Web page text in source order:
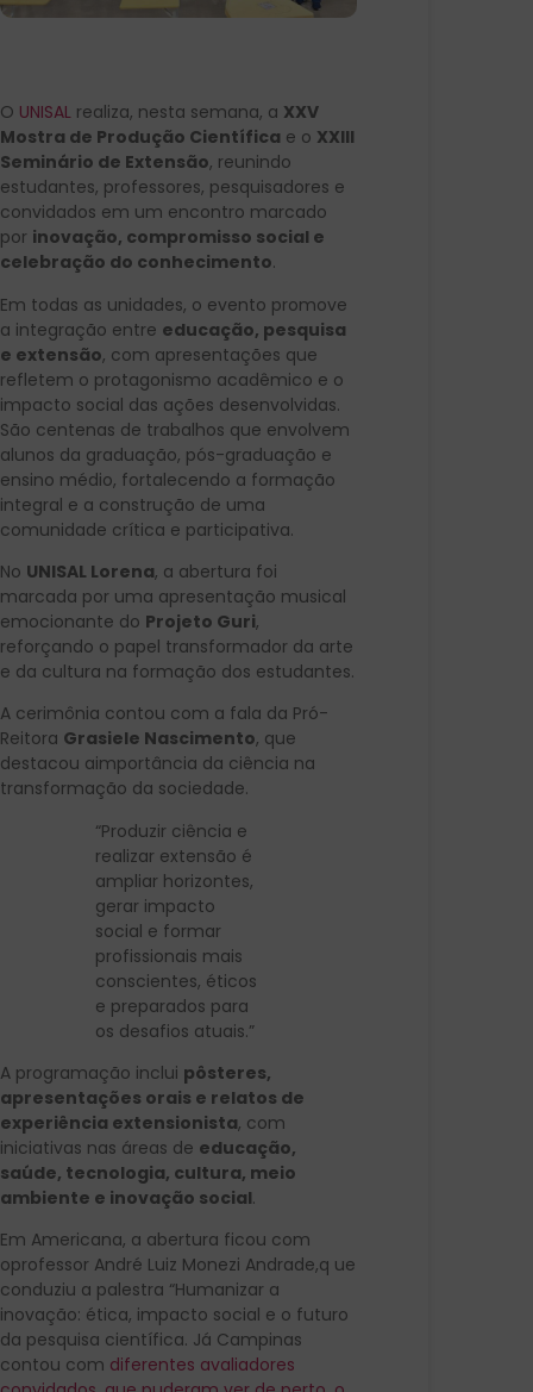
O UNISAL realiza, nesta semana, a XXV
Mostra de Produção Científica e o XXIII
Seminário de Extensão, reunindo
estudantes, professores, pesquisadores e
convidados em um encontro marcado
por inovação, compromisso social e
celebração do conhecimento.
Em todas as unidades, o evento promove
a integração entre educação, pesquisa
e extensão, com apresentações que
refletem o protagonismo acadêmico e o
impacto social das ações desenvolvidas.
São centenas de trabalhos que envolvem
alunos da graduação, pós-graduação e
ensino médio, fortalecendo a formação
integral e a construção de uma
comunidade crítica e participativa.
No UNISAL Lorena, a abertura foi
marcada por uma apresentação musical
emocionante do Projeto Guri,
reforçando o papel transformador da arte
e da cultura na formação dos estudantes.
A cerimônia contou com a fala da Pró-
Reitora Grasiele Nascimento, que
destacou aimportância da ciência na
transformação da sociedade.
“Produzir ciência e
realizar extensão é
ampliar horizontes,
gerar impacto
social e formar
profissionais mais
conscientes, éticos
e preparados para
os desafios atuais.”
A programação inclui pôsteres,
apresentações orais e relatos de
experiência extensionista, com
iniciativas nas áreas de educação,
saúde, tecnologia, cultura, meio
ambiente e inovação social.
Em Americana, a abertura ficou com
oprofessor André Luiz Monezi Andrade,q ue
conduziu a palestra “Humanizar a
inovação: ética, impacto social e o futuro
da pesquisa científica. Já Campinas
contou com diferentes avaliadores